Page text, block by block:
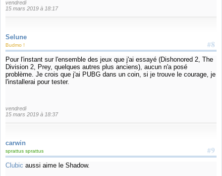
vendredi
15 mars 2019 à 18:17
Selune
#8
Budmo !
Pour l'instant sur l'ensemble des jeux que j'ai essayé (Dishonored 2, The
Division 2, Prey, quelques autres plus anciens), aucun n'a posé
problème. Je crois que j'ai PUBG dans un coin, si je trouve le courage, je
l'installerai pour tester.
vendredi
15 mars 2019 à 18:37
carwin
#9
sprattus sprattus
Clubic aussi aime le Shadow.